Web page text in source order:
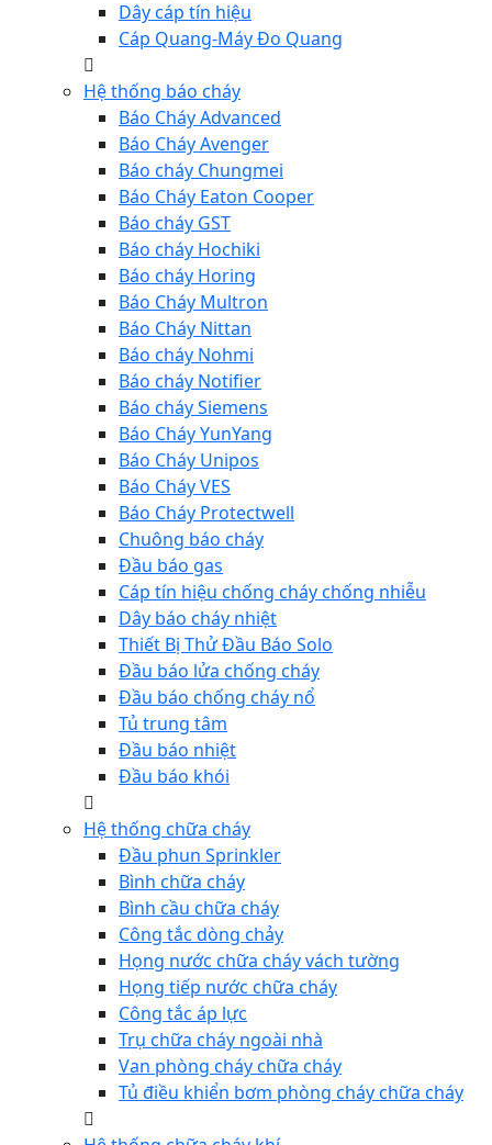
Dây cáp tín hiệu
Cáp Quang-Máy Đo Quang
Hệ thống báo cháy
Báo Cháy Advanced
Báo Cháy Avenger
Báo cháy Chungmei
Báo Cháy Eaton Cooper
Báo cháy GST
Báo cháy Hochiki
Báo cháy Horing
Báo Cháy Multron
Báo Cháy Nittan
Báo cháy Nohmi
Báo cháy Notifier
Báo cháy Siemens
Báo Cháy YunYang
Báo Cháy Unipos
Báo Cháy VES
Báo Cháy Protectwell
Chuông báo cháy
Đầu báo gas
Cáp tín hiệu chống cháy chống nhiễu
Dây báo cháy nhiệt
Thiết Bị Thử Đầu Báo Solo
Đầu báo lửa chống cháy
Đầu báo chống cháy nổ
Tủ trung tâm
Đầu báo nhiệt
Đầu báo khói
Hệ thống chữa cháy
Đầu phun Sprinkler
Bình chữa cháy
Bình cầu chữa cháy
Công tắc dòng chảy
Họng nước chữa cháy vách tường
Họng tiếp nước chữa cháy
Công tắc áp lực
Trụ chữa cháy ngoài nhà
Van phòng cháy chữa cháy
Tủ điều khiển bơm phòng cháy chữa cháy